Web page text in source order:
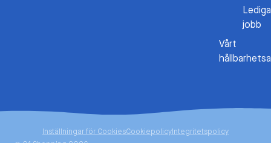
Lediga
jobb
Vårt
Inställningar för CookiesCookiepolicy Integritetspolicy